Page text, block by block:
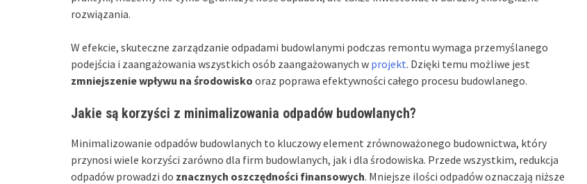
rozwiązania.
W efekcie, skuteczne zarządzanie odpadami budowlanymi podczas remontu wymaga przemyślanego
podejścia i zaangażowania wszystkich osób zaangażowanych w projekt. Dzięki temu możliwe jest
zmniejszenie wpływu na środowisko oraz poprawa efektywności całego procesu budowlanego.
Jakie są korzyści z minimalizowania odpadów budowlanych?
Minimalizowanie odpadów budowlanych to kluczowy element zrównoważonego budownictwa, który
przynosi wiele korzyści zarówno dla firm budowlanych, jak i dla środowiska. Przede wszystkim, redukcja
odpadów prowadzi do znacznych oszczędności finansowych. Mniejsze ilości odpadów oznaczają niższe